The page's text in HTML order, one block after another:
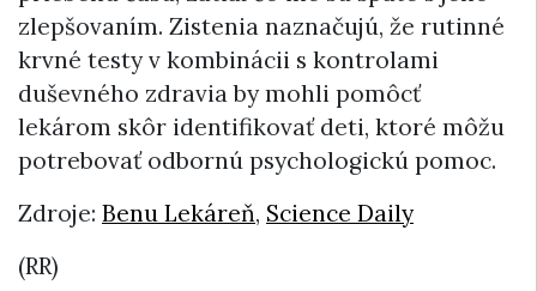
zlepšovaním. Zistenia naznačujú, že rutinné
krvné testy v kombinácii s kontrolami
duševného zdravia by mohli pomôcť
lekárom skôr identifikovať deti, ktoré môžu
potrebovať odbornú psychologickú pomoc.
Zdroje: Benu Lekáreň, Science Daily
(RR)